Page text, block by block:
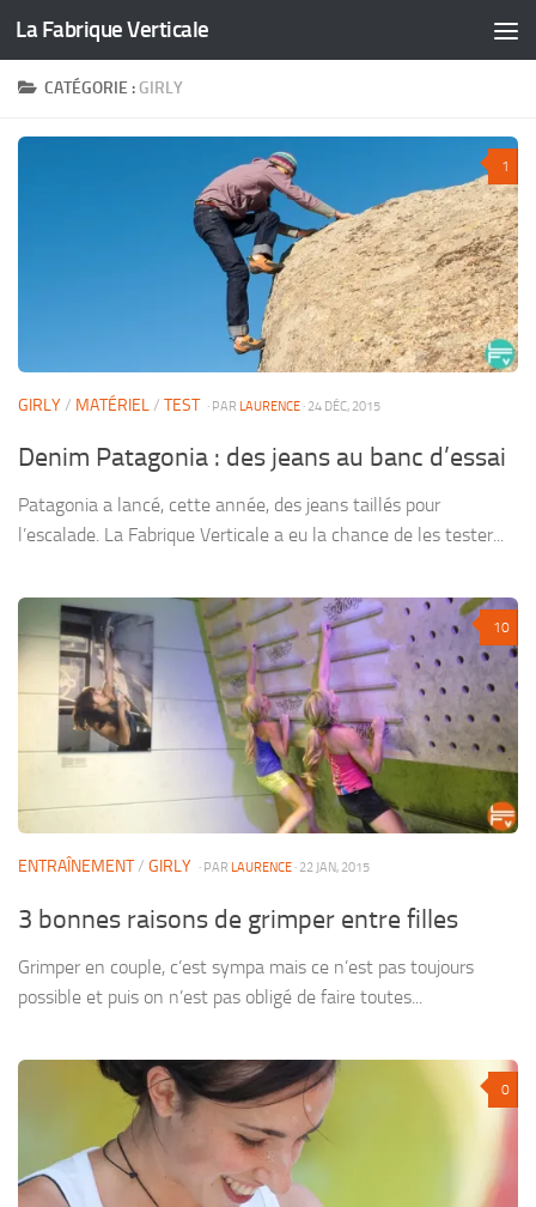
Skip to content
La Fabrique Verticale
CATÉGORIE : GIRLY
1
GIRLY/ MATÉRIEL/ TEST · PAR LAURENCE · 24 DÉC, 2015
Denim Patagonia : des jeans au banc d’essai
Patagonia a lancé, cette année, des jeans taillés pour
l’escalade. La Fabrique Verticale a eu la chance de les tester...
10
ENTRAÎNEMENT/ GIRLY · PAR LAURENCE · 22 JAN, 2015
3 bonnes raisons de grimper entre filles
Grimper en couple, c’est sympa mais ce n’est pas toujours
possible et puis on n’est pas obligé de faire toutes...
0